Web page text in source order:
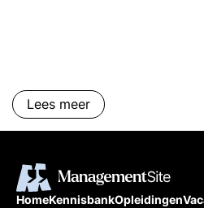
Lees meer
HomeKennisbankOpleidingen